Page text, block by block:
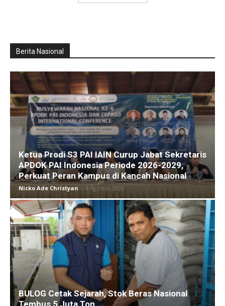
Berita Nasional
Ketua Prodi S3 PAI IAIN Curup Jabat Sekretaris
APDOK PAI Indonesia Periode 2026-2029,
Perkuat Peran Kampus di Kancah Nasional
Nicko Ade Christyan - 4 Agustus 2026
BULOG Cetak Sejarah, Stok Beras Nasional
Tembus 5 Juta Ton